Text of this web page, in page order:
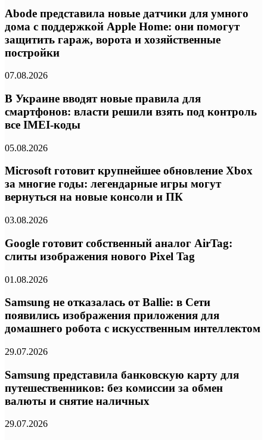
Abode представила новые датчики для умного
дома с поддержкой Apple Home: они помогут
защитить гараж, ворота и хозяйственные
постройки
07.08.2026
В Украине вводят новые правила для
смартфонов: власти решили взять под контроль
все IMEI-коды
05.08.2026
Microsoft готовит крупнейшее обновление Xbox
за многие годы: легендарные игры могут
вернуться на новые консоли и ПК
03.08.2026
Google готовит собственный аналог AirTag:
слиты изображения нового Pixel Tag
01.08.2026
Samsung не отказалась от Ballie: в Сети
появились изображения приложения для
домашнего робота с искусственным интеллектом
29.07.2026
Samsung представила банковскую карту для
путешественников: без комиссии за обмен
валюты и снятие наличных
29.07.2026